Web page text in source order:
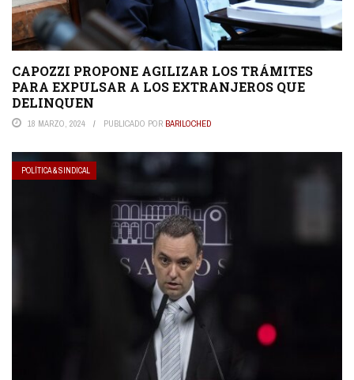
CAPOZZI PROPONE AGILIZAR LOS TRÁMITES
PARA EXPULSAR A LOS EXTRANJEROS QUE
DELINQUEN
18 MARZO, 2024 PUBLICADO POR BARILOCHED
POLÍTICA & SINDICAL